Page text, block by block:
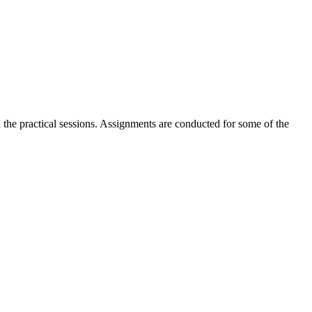
practical sessions. Assignments are conducted for some of the